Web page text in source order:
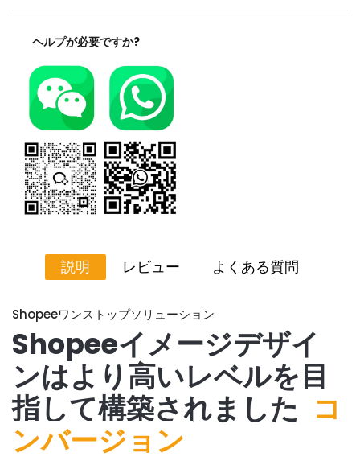
ヘルプが必要ですか?
説明 レビュー よくある質問
Shopeeワンストップソリューション
Shopeeイメージデザイ
ンはより高いレベルを目
指して構築されました コ
ンバージョン